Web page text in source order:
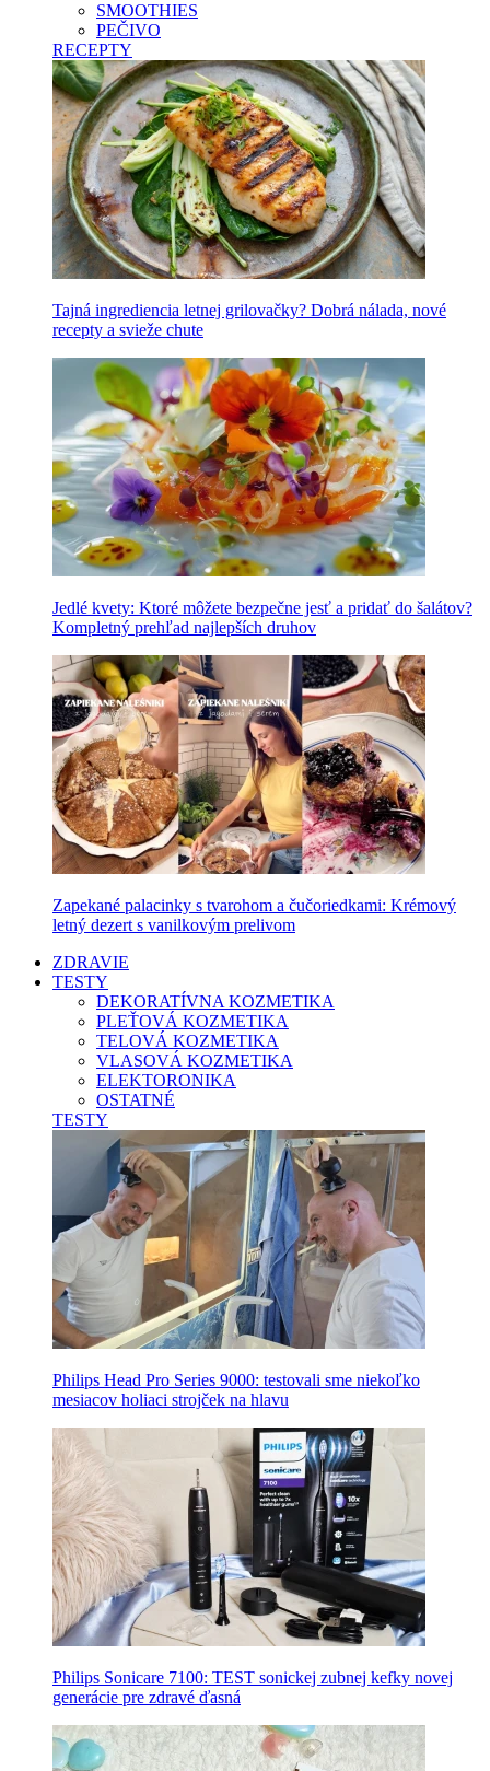
SMOOTHIES
PEČIVO
RECEPTY
Tajná ingrediencia letnej grilovačky? Dobrá nálada, nové
recepty a svieže chute
Jedlé kvety: Ktoré môžete bezpečne jesť a pridať do šalátov?
Kompletný prehľad najlepších druhov
Zapekané palacinky s tvarohom a čučoriedkami: Krémový
letný dezert s vanilkovým prelivom
ZDRAVIE
TESTY
DEKORATÍVNA KOZMETIKA
PLEŤOVÁ KOZMETIKA
TELOVÁ KOZMETIKA
VLASOVÁ KOZMETIKA
ELEKTORONIKA
OSTATNÉ
TESTY
Philips Head Pro Series 9000: testovali sme niekoľko
mesiacov holiaci strojček na hlavu
Philips Sonicare 7100: TEST sonickej zubnej kefky novej
generácie pre zdravé ďasná